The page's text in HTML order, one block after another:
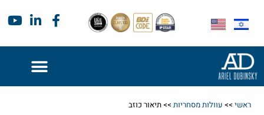
ראשי >> עוולות מסחריות >>תיאור כוזב